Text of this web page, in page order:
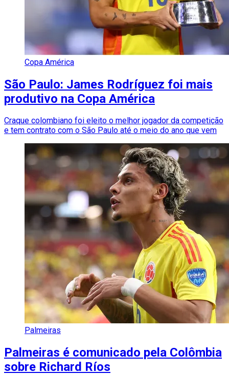
Copa América
São Paulo: James Rodríguez foi mais
produtivo na Copa América
Craque colombiano foi eleito o melhor jogador da competição
e tem contrato com o São Paulo até o meio do ano que vem
Palmeiras
Palmeiras é comunicado pela Colômbia
sobre Richard Ríos